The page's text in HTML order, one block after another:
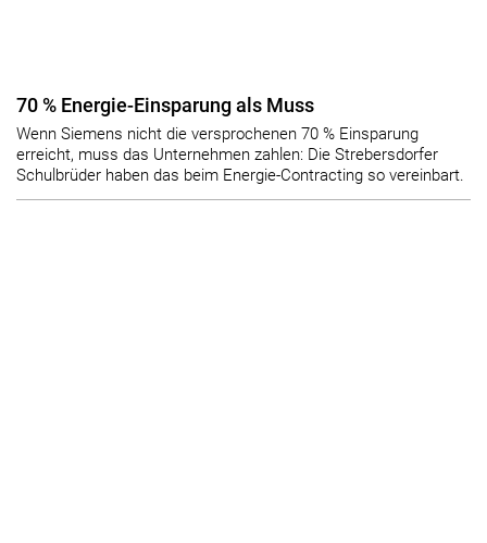
70 % Energie-Einsparung als Muss
Wenn Siemens nicht die versprochenen 70 % Einsparung
erreicht, muss das Unternehmen zahlen: Die Strebersdorfer
Schulbrüder haben das beim Energie-Contracting so vereinbart.